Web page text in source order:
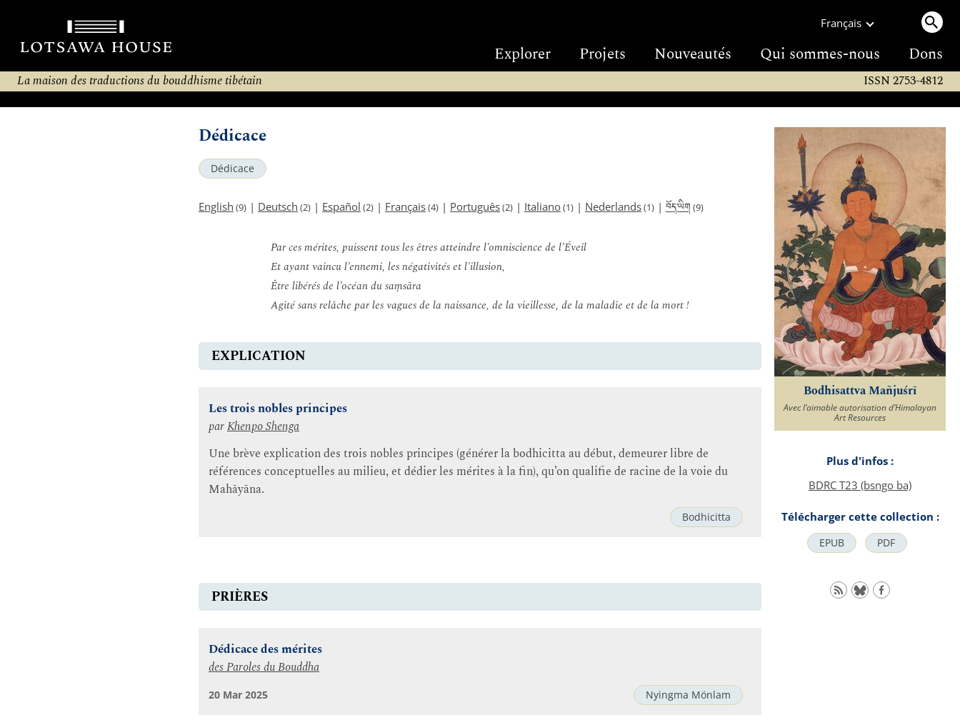
Français
Explorer Projets Nouveautés Qui sommes-nous Dons
La maison des traductions du bouddhisme tibétain ISSN 2753-4812
Dédicace
Dédicace
English (9) | Deutsch (2) | Español (2) | Français(4) | Português(2) | Italiano(1) | Nederlands(1) | བོད་ཡིག (9)
Par ces mérites, puissent tous les êtres atteindre l’omniscience de l’Éveil
Et ayant vaincu l’ennemi, les négativités et l’illusion,
Être libérés de l’océan du saṃsāra
Agité sans relâche par les vagues de la naissance, de la vieillesse, de la maladie et de la mort !
EXPLICATION
Les trois nobles principes
parKhenpo Shenga
Une brève explication des trois nobles principes (générer la bodhicitta au début, demeurer libre de
références conceptuelles au milieu, et dédier les mérites à la fin), qu’on qualifie de racine de la voie du
Mahāyāna.
Bodhicitta
PRIÈRES
Dédicace des mérites
des Paroles du Bouddha
Nyingma Mönlam
20 Mar 2025
Bodhisattva Mañjuśrī
Avec l’aimable autorisation d’Himalayan
Art Resources
Plus d'infos :
BDRC T23 (bsngo ba)
Télécharger cette collection :
EPUB PDF